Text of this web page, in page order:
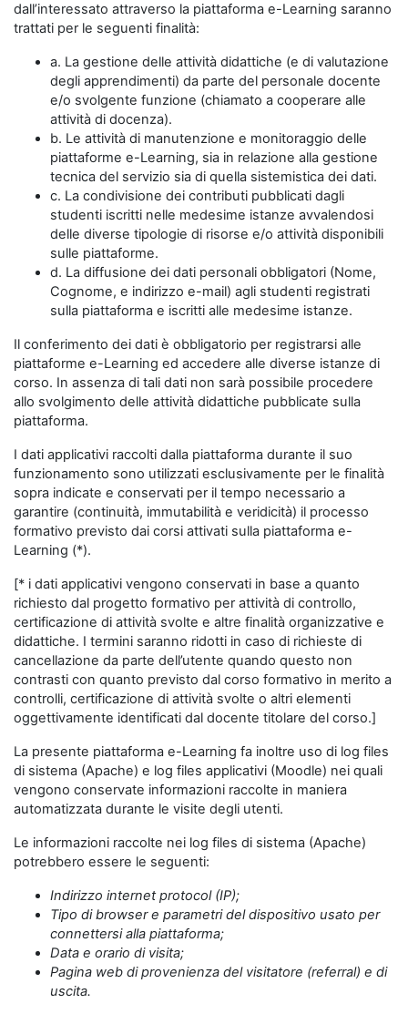
dall’interessato attraverso la piattaforma e-Learning saranno
trattati per le seguenti finalità:
a. La gestione delle attività didattiche (e di valutazione
degli apprendimenti) da parte del personale docente
e/o svolgente funzione (chiamato a cooperare alle
attività di docenza).
b. Le attività di manutenzione e monitoraggio delle
piattaforme e-Learning, sia in relazione alla gestione
tecnica del servizio sia di quella sistemistica dei dati.
c. La condivisione dei contributi pubblicati dagli
studenti iscritti nelle medesime istanze avvalendosi
delle diverse tipologie di risorse e/o attività disponibili
sulle piattaforme.
d. La diffusione dei dati personali obbligatori (Nome,
Cognome, e indirizzo e-mail) agli studenti registrati
sulla piattaforma e iscritti alle medesime istanze.
Il conferimento dei dati è obbligatorio per registrarsi alle
piattaforme e-Learning ed accedere alle diverse istanze di
corso. In assenza di tali dati non sarà possibile procedere
allo svolgimento delle attività didattiche pubblicate sulla
piattaforma.
I dati applicativi raccolti dalla piattaforma durante il suo
funzionamento sono utilizzati esclusivamente per le finalità
sopra indicate e conservati per il tempo necessario a
garantire (continuità, immutabilità e veridicità) il processo
formativo previsto dai corsi attivati sulla piattaforma e-
Learning (*).
[* i dati applicativi vengono conservati in base a quanto
richiesto dal progetto formativo per attività di controllo,
certificazione di attività svolte e altre finalità organizzative e
didattiche. I termini saranno ridotti in caso di richieste di
cancellazione da parte dell’utente quando questo non
contrasti con quanto previsto dal corso formativo in merito a
controlli, certificazione di attività svolte o altri elementi
oggettivamente identificati dal docente titolare del corso.]
La presente piattaforma e-Learning fa inoltre uso di log files
di sistema (Apache) e log files applicativi (Moodle) nei quali
vengono conservate informazioni raccolte in maniera
automatizzata durante le visite degli utenti.
Le informazioni raccolte nei log files di sistema (Apache)
potrebbero essere le seguenti:
Indirizzo internet protocol (IP);
Tipo di browser e parametri del dispositivo usato per
connettersi alla piattaforma;
Data e orario di visita;
Pagina web di provenienza del visitatore (referral) e di
uscita.